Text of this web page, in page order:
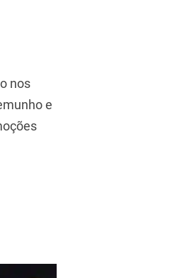
nos
e